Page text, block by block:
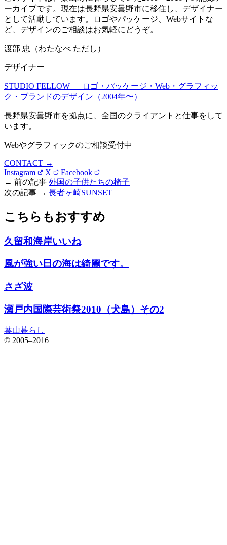
ーカイブです。現在は長野県安曇野市に移住し、デザイナー
として活動しています。ロゴやパッケージ、Webサイトな
ど、デザインのご相談はお気軽にどうぞ。
渡部 忠（わたなべ ただし）
デザイナー
STUDIO FELLOW — ロゴ・パッケージ・Web・グラフィッ
ク・ブランドのデザイン（2004年〜）
長野県安曇野市を拠点に、全国のクライアントと仕事をして
います。
Webやグラフィックのご相談受付中
CONTACT →
Instagram
X
Facebook
← 前の記事 外国の子供たちの椅子
次の記事 → 長者ヶ崎SUNSET
こちらもおすすめ
久留和海岸いいね
風が強い日の海は綺麗です。
さざ波
瀬戸内国際芸術祭2010（犬島）その2
葉山暮らし
© 2005–2016